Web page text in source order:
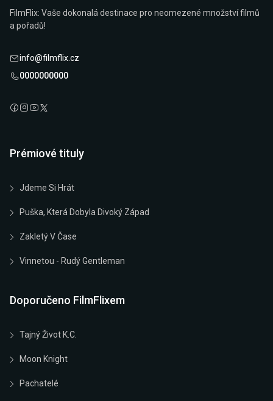
FilmFlix: Vaše dokonalá destinace pro neomezené množství filmů
a pořadů!
info@filmflix.cz
0000000000
Prémiové tituly
Jdeme Si Hrát
Puška, Která Dobyla Divoký Západ
Zakletý V Čase
Vinnetou - Rudý Gentleman
Doporučeno FilmFlixem
Tajný Život K.C.
Moon Knight
Pachatelé